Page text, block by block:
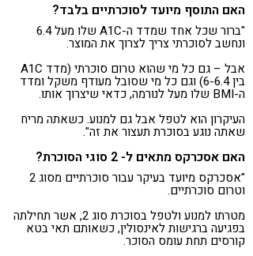
האם התוסף מיועד לסוכרתיים בלבד?
"ברור שכל אחד שמדד ה-A1C שלו מעל 6.4
ונחשב לסוכרתי צריך לצרוך את המוצר.
אבל – גם כל מי שהוא טרום סוכרתי (מדד A1C
בין 6-6.4) וגם כל מי שסובל מעודף משקל ומדד
ה-BMI שלו מעל לנורמה, כדאי שיצרוך אותו.
העיקרון הוא לטפל אבל גם למנוע. כשאתה מריח
שאתה נוגע בסוכרת תעצור את זה".
האם אסכרקס מתאים ל- 2 סוגי הסוכרת?
"אסכרקס מיועד בעיקר עבור סוכרתיים מסוג 2
וטרום סוכרתיים.
מטרתו למנוע ולטפל בסוכרת סוג 2, אשר תחילתה
בפגיעה ברגישות לאינסולין, כשאותם תאי בטא
קורסים תחת עומס הסוכר.